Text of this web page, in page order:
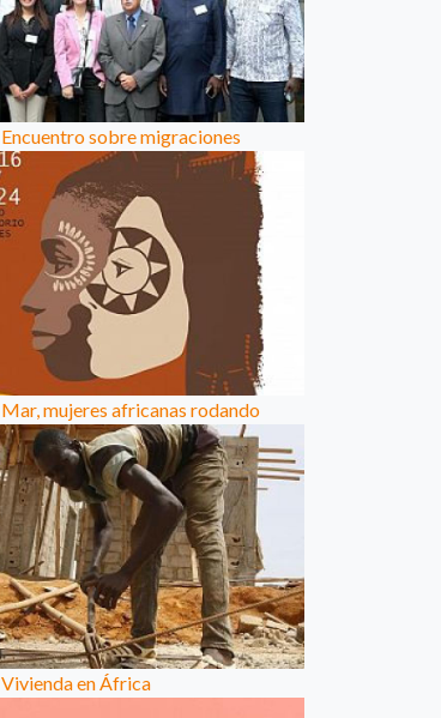
Encuentro sobre migraciones
Mar, mujeres africanas rodando
Vivienda en África